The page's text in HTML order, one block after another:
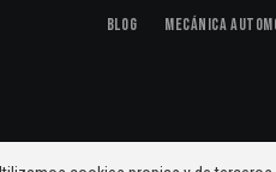
Blog Mecánica